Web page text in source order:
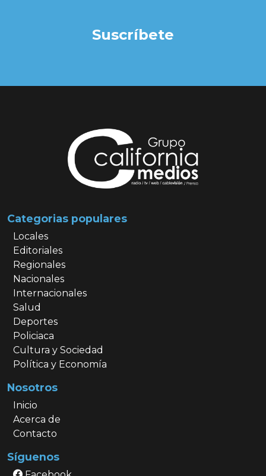
Suscríbete
Categorias populares
Locales
Editoriales
Regionales
Nacionales
Internacionales
Salud
Deportes
Policiaca
Cultura y Sociedad
Política y Economía
Nosotros
Inicio
Acerca de
Contacto
Síguenos